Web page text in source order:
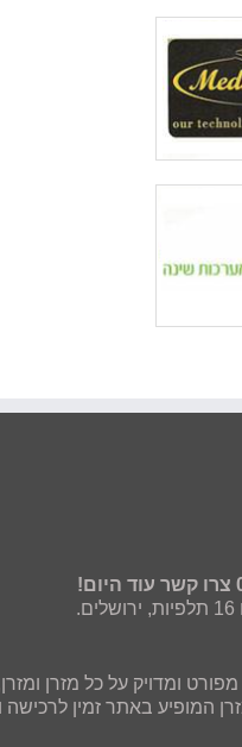
ומדויק על כל מזרן
המופיע באתר זמין לרכישה